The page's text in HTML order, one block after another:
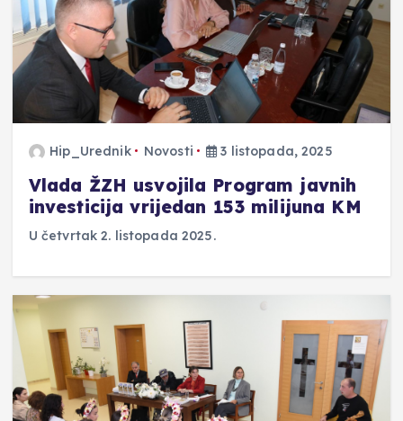
Hip_Urednik Novosti 3 listopada, 2025
Vlada ŽZH usvojila Program javnih
investicija vrijedan 153 milijuna KM
U četvrtak 2. listopada 2025.